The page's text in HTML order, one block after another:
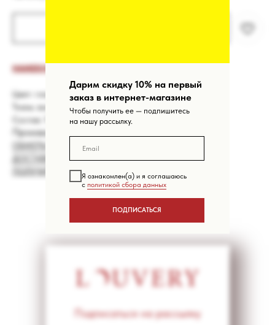
НАМЕКНУТЬ О ПОДАРКЕ
Цвет:
голубой
Ткань: вискоза
Состав: 100% вискоза. Подклад: 52% пэ, 48% вискоза
Производство: Россия
ОБМЕРЫ
ДОСТАВКА
ПОЛУЧИТЬ КОНСУЛЬТАЦИЮ МЕНЕДЖЕРА
Подписаться на рассылку
Дарим скидку 10% на первый
заказ в интернет-магазине
Чтобы получить ее — подпишитесь
на нашу рассылку.
Я ознакомлен(а) и я соглашаюсь
с политикой сбора данных
ПОДПИСАТЬСЯ